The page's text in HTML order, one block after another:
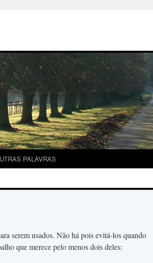
PALAVRAS
serem usados. Não há pois evitá-los quando
que merece pelo menos dois deles: